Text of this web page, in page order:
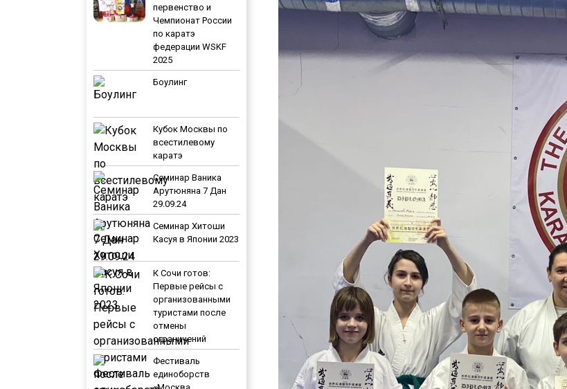
первенство и
Чемпионат России
по каратэ
федерации WSKF
2025
Боулинг
Кубок Москвы по
всестилевому
каратэ
Семинар Ваника
Арутюняна 7 Дан
29.09.24
Семинар Хитоши
Касуя в Японии 2023
К Сочи готов:
Первые рейсы с
организованными
туристами после
отмены
ограничений
Фестиваль
единоборств